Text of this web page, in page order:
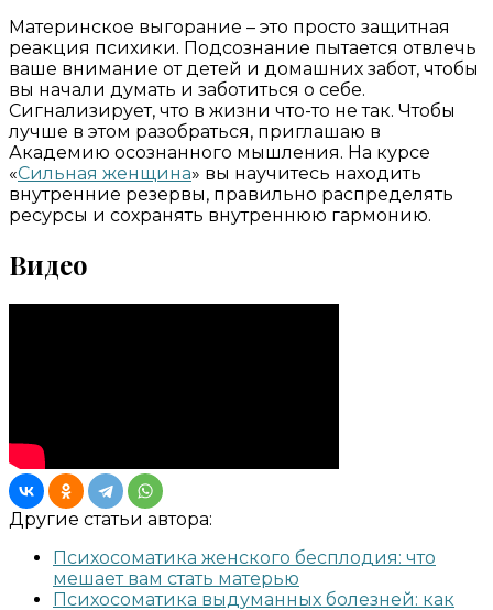
Материнское выгорание – это просто защитная
реакция психики. Подсознание пытается отвлечь
ваше внимание от детей и домашних забот, чтобы
вы начали думать и заботиться о себе.
Сигнализирует, что в жизни что-то не так. Чтобы
лучше в этом разобраться, приглашаю в
Академию осознанного мышления. На курсе
«Сильная женщина» вы научитесь находить
внутренние резервы, правильно распределять
ресурсы и сохранять внутреннюю гармонию.
Видео
Другие статьи автора:
Психосоматика женского бесплодия: что
мешает вам стать матерью
Психосоматика выдуманных болезней: как